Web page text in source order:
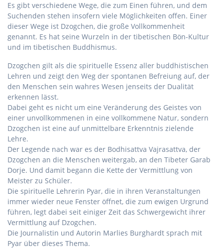
Es gibt verschiedene Wege, die zum Einen führen, und dem
Suchenden stehen insofern viele Möglichkeiten offen. Einer
dieser Wege ist Dzogchen, die große Vollkommenheit
genannt. Es hat seine Wurzeln in der tibetischen Bön-Kultur
und im tibetischen Buddhismus.
Dzogchen gilt als die spirituelle Essenz aller buddhistischen
Lehren und zeigt den Weg der spontanen Befreiung auf, der
den Menschen sein wahres Wesen jenseits der Dualität
erkennen lässt.
Dabei geht es nicht um eine Veränderung des Geistes von
einer unvollkommenen in eine vollkommene Natur, sondern
Dzogchen ist eine auf unmittelbare Erkenntnis zielende
Lehre.
Der Legende nach war es der Bodhisattva Vajrasattva, der
Dzogchen an die Menschen weitergab, an den Tibeter Garab
Dorje. Und damit begann die Kette der Vermittlung von
Meister zu Schüler.
Die spirituelle Lehrerin Pyar, die in ihren Veranstaltungen
immer wieder neue Fenster öffnet, die zum ewigen Urgrund
führen, legt dabei seit einiger Zeit das Schwergewicht ihrer
Vermittlung auf Dzogchen.
Die Journalistin und Autorin Marlies Burghardt sprach mit
Pyar über dieses Thema.